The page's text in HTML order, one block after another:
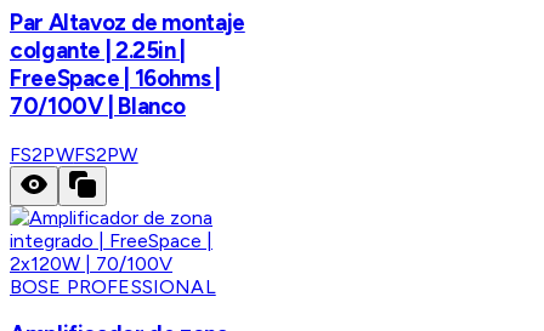
Par Altavoz de montaje
colgante | 2.25in |
FreeSpace | 16ohms |
70/100V | Blanco
FS2PWFS2PW
BOSE PROFESSIONAL